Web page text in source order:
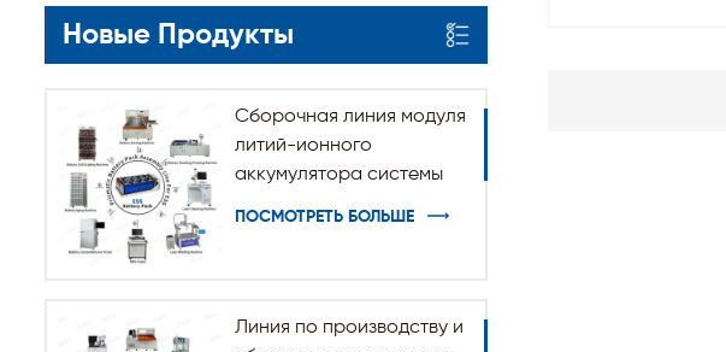
Новые Продукты
Сборочная линия модуля
литий-ионного
аккумулятора системы
ПОСМОТРЕТЬ БОЛЬШЕ
Линия по производству и